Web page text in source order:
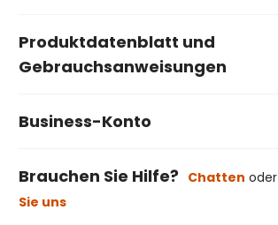
Produktdatenblatt und
Gebrauchsanweisungen
Business-Konto
Brauchen Sie Hilfe? Chatten oder
Sie uns